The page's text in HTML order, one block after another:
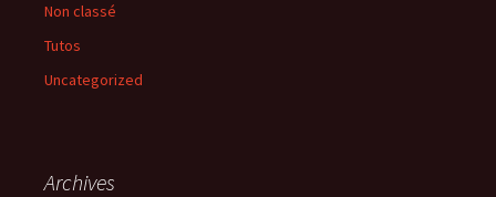
Non classé
Tutos
Uncategorized
Archives